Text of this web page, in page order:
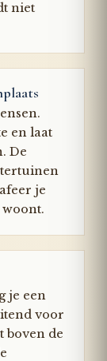
niet
en laat
De
je
je een
voor
boven de